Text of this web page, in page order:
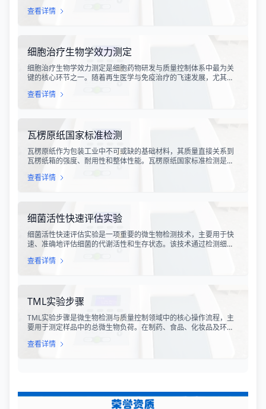
和畜牧业经济均构成显著影响。金黄色葡萄球菌作为引发乳腺炎的
查看详情
细胞治疗生物学效力测定
细胞治疗生物学效力测定是细胞药物研发与质量控制体系中最为关
键的核心环节之一。随着再生医学与免疫治疗的飞速发展，尤其是
确地评估这些“活细胞药物”的临床治疗潜力，成为了监管部门与制药
查看详情
瓦楞原纸国家标准检测
瓦楞原纸作为包装工业中不可或缺的基础材料，其质量直接关系到
瓦楞纸箱的强度、耐用性和整体性能。瓦楞原纸国家标准检测是依
对瓦楞原纸的各项物理性能指标进行系统化测试和评价的过程。该
查看详情
细菌活性快速评估实验
细菌活性快速评估实验是一项重要的微生物检测技术，主要用于快
速、准确地评估细菌的代谢活性和生存状态。该技术通过检测细菌
细菌活性的定量数据，为环境监测、食品安全、医药研发和工业生
查看详情
TML实验步骤
TML实验步骤是微生物检测与质量控制领域中的核心操作流程，主
要用于测定样品中的总微生物负荷。在制药、食品、化妆品及环境
量、安全性以及生产过程控制水平的关键指标。通过对样品中需氧
查看详情